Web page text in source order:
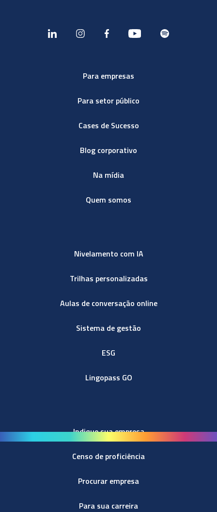
Para empresas
Para setor público
Cases de Sucesso
Blog corporativo
Na mídia
Quem somos
Nivelamento com IA
Trilhas personalizadas
Aulas de conversação online
Sistema de gestão
ESG
Lingopass GO
Indique sua empresa
Censo de proficiência
Procurar empresa
Para sua carreira